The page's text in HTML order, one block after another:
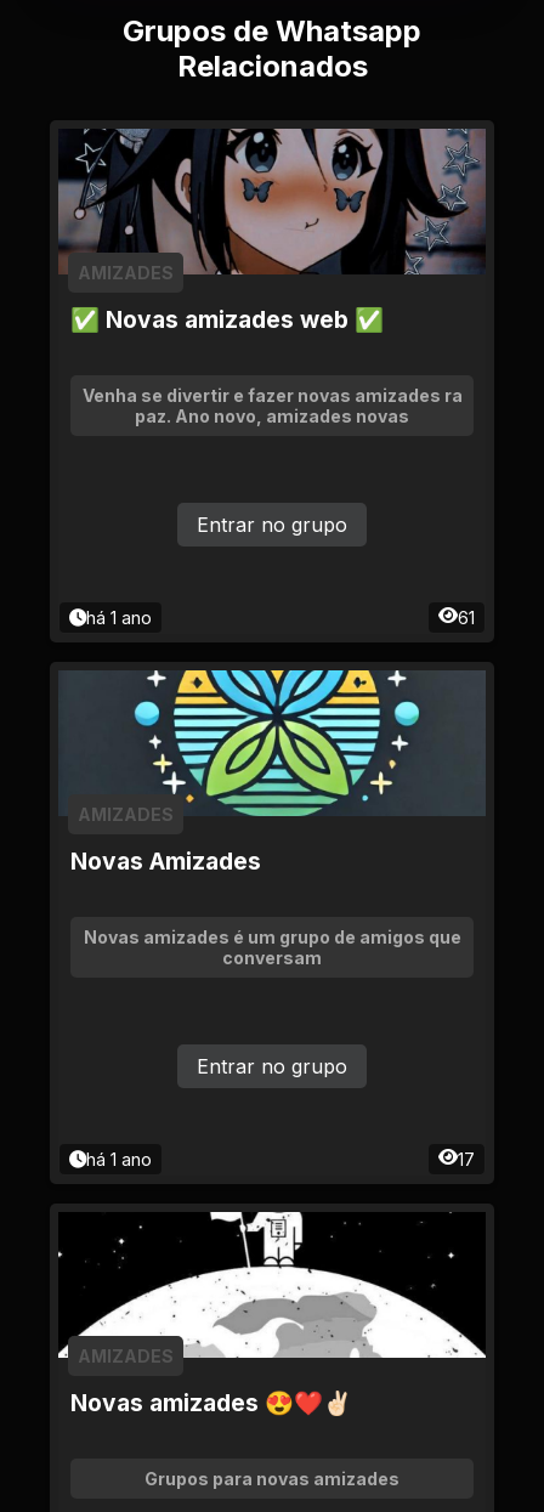
Grupos de Whatsapp
Relacionados
✅ Novas amizades web ✅
AMIZADES
Venha se divertir e fazer novas amizades ra
paz. Ano novo, amizades novas
há 1 ano 61
Entrar no grupo
Novas Amizades
AMIZADES
Novas amizades é um grupo de amigos que
conversam
há 1 ano 17
Entrar no grupo
Novas amizades 😍❤✌🏻
AMIZADES
Grupos para novas amizades